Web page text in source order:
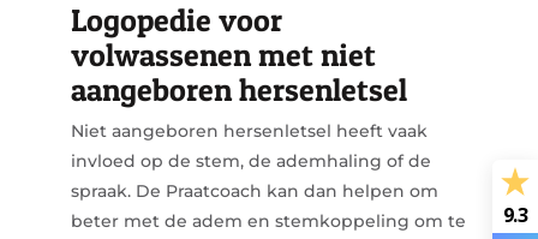
Logopedie voor
volwassenen met niet
aangeboren hersenletsel
Niet aangeboren hersenletsel heeft vaak
invloed op de stem, de ademhaling of de
spraak. De Praatcoach kan dan helpen om
beter met de adem en stemkoppeling om te
9.3